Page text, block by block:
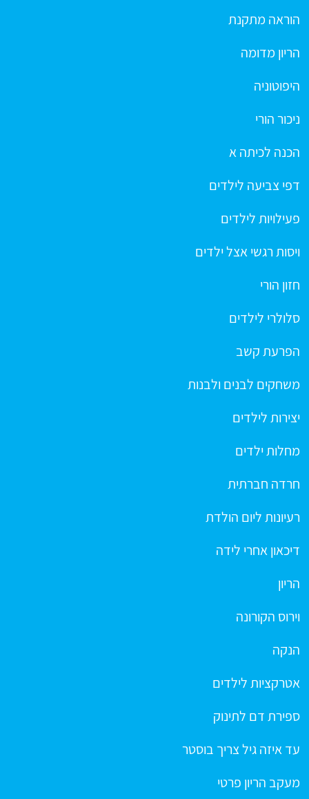
הוראה מתקנת
הריון מדומה
היפוטוניה
ניכור הורי
הכנה לכיתה א
דפי צביעה לילדים
פעילויות לילדים
ויסות רגשי אצל ילדים
חזון הורי
סלולרי לילדים
הפרעת קשב
משחקים לבנים ולבנות
יצירות לילדים
מחלות ילדים
חרדה חברתית
רעיונות ליום הולדת
דיכאון אחרי לידה
הריון
וירוס הקורונה
הנקה
אטרקציות לילדים
ספירת דם לתינוק
עד איזה גיל צריך בוסטר
מעקב הריון פרטי